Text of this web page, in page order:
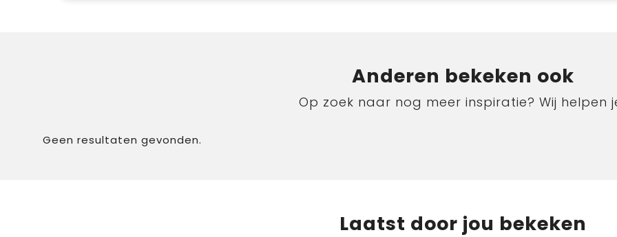
Anderen bekeken ook
Op zoek naar nog meer inspiratie? Wij helpen
Geen resultaten gevonden.
Laatst door jou bekeken